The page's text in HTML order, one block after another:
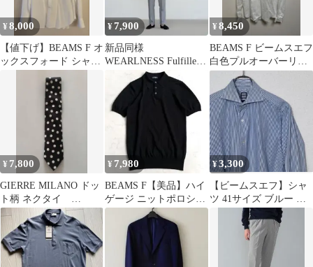
¥8,000
【値下げ】BEAMS F オ
ックスフォード シャン
¥7,900
新品同様
WEARLNESS Fulfilled
Dress T-shirts
¥8,450
BEAMS F ビームスエフ
白色プルオーバーリネ
ンシャツ
¥ 7,800
GIERRE MILANO ドッ
ト柄 ネクタイ
BEAMSf 美品 最終価
¥ 7,980
BEAMS F【美品】ハイ
ゲージ ニットポロシャ
ツ 半袖 ブラック 黒 コ
ットン
¥3,300
【ビームスエフ】シャ
ツ 41サイズ ブルー ス
トライプ BEAMS F